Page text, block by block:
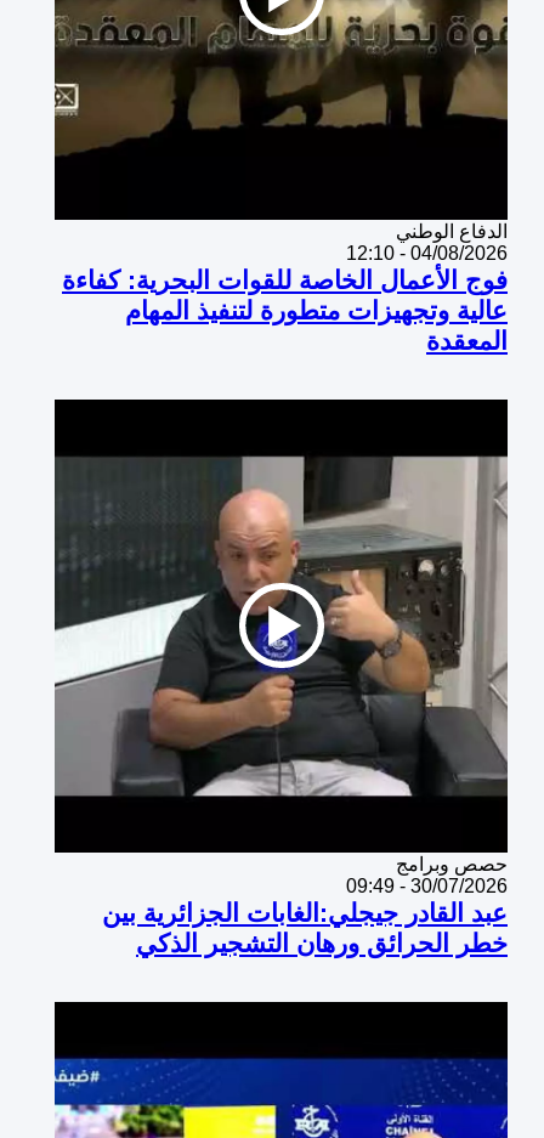
Catégorie
الدفاع الوطني
04/08/2026 - 12:10
فوج الأعمال الخاصة للقوات البحرية: كفاءة
عالية وتجهيزات متطورة لتنفيذ المهام
المعقدة
Catégorie
حصص وبرامج
30/07/2026 - 09:49
عبد القادر جيجلي:الغابات الجزائرية بين
خطر الحرائق ورهان التشجير الذكي